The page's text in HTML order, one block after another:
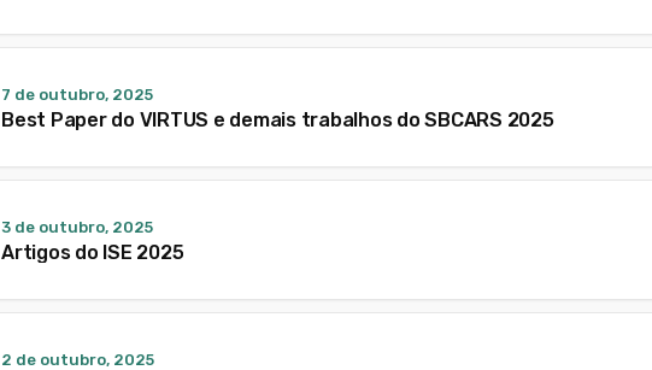
7 de outubro, 2025
Best Paper do VIRTUS e demais trabalhos do SBCARS 2025
3 de outubro, 2025
Artigos do ISE 2025
2 de outubro, 2025